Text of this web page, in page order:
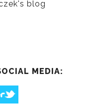
blog
MEDIA: